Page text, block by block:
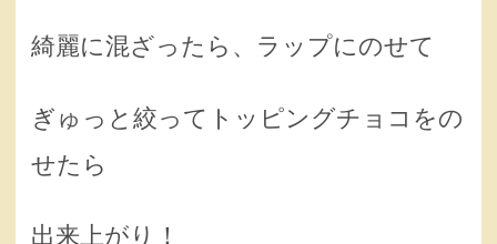
綺麗に混ざったら、ラップにのせて
ぎゅっと絞ってトッピングチョコをの
せたら
出来上がり！